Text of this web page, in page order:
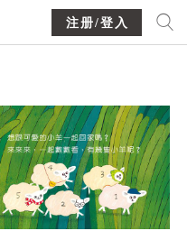
注册/登入